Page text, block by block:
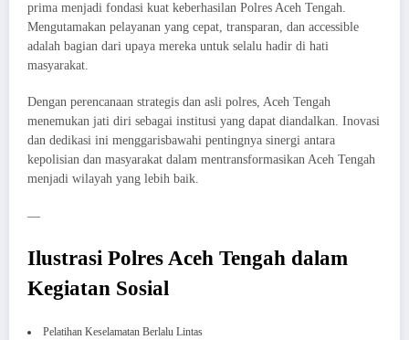
prima menjadi fondasi kuat keberhasilan Polres Aceh Tengah.
Mengutamakan pelayanan yang cepat, transparan, dan accessible
adalah bagian dari upaya mereka untuk selalu hadir di hati
masyarakat.
Dengan perencanaan strategis dan asli polres, Aceh Tengah
menemukan jati diri sebagai institusi yang dapat diandalkan. Inovasi
dan dedikasi ini menggarisbawahi pentingnya sinergi antara
kepolisian dan masyarakat dalam mentransformasikan Aceh Tengah
menjadi wilayah yang lebih baik.
—
Ilustrasi Polres Aceh Tengah dalam
Kegiatan Sosial
Pelatihan Keselamatan Berlalu Lintas